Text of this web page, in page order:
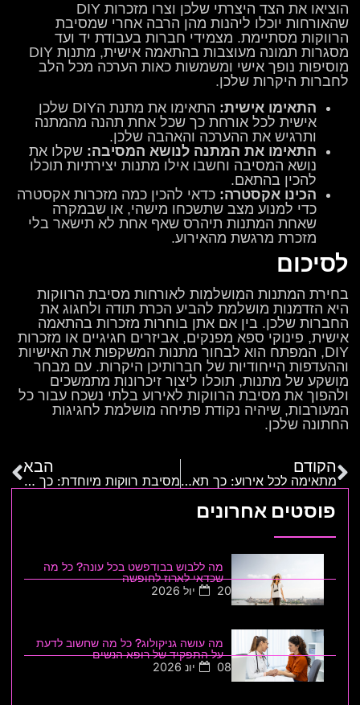
הוציאו את הצד היצרתי שלכן וצרו מזכרות DIY
שהאורחות יוכלו ליהנות מהן הרבה אחרי שמסיבת
הרווקות מסתיימת. מצמידי חברות בעבודת יד ועד
מסגרות תמונה מעוצבות בהתאמה אישית, מתנות DIY
מוסיפות נופך אישי ומשמשות כאות הערכה מכל הלב
לחברות היקרות שלכן.
התאימו אישית:
התאימו את מתנת הDIY שלכן
אישית לכל אורחת כך שכל אחת תהנה מהמתנה
ותרגיש את ההערכה והאהבה שלכן.
התאימו את המתנה לנושא המסיבה: שקלו את
נושא המסיבה וחשבו אילו מתנות יצירתיות תוכלו
להכין בהתאם.
הכינו אקסטרה: כדאי להכין כמה מזכרות אקסטרה
כדי למנוע מצב שתשכחו מישהי, או שבמקרה
שאחת המתנות תיהרס שאף אחת לא תישאר בלי
מזכרת מרגשת מהאירוע.
לסיכום
בחירת המתנות המושלמות לאורחות מסיבת הרווקות
היא הזדמנות מושלמת להביע הכרת תודה ולחגוג את
החברות שלכן. בין אם אתן בוחרות מזכרות בהתאמה
אישית, פינוקי ספא מפנקים, אביזרים חגיגיים או מזכרות
DIY, המפתח הוא לבחור מתנות המשקפות את האישיות
וההעדפות הייחודיות של חברותיכן היקרות. עם מבחר
מושקע של מתנות, תוכלו ליצור זיכרונות מתמשכים
ולהפוך את מסיבת הרווקות לאירוע בלתי נשכח עבור כל
המעורבות, שיהיה נקודת פתיחה מושלמת לחגיגות
החתונה שלכן.
הקודם
מתאימה לכל אירוע: כך תארגנו מסיבת בריכה
הבא
מסיבת רווקות מיוחדת: כך תתכננו ביקורים ביקבים
פוסטים אחרונים
מה ללבוש בבודפשט בכל עונה? כל מה
שכדאי לארוז לחופשה
20 יול 2026
מה עושה גניקולוג? כל מה שחשוב לדעת
על התפקיד של רופא הנשים
08 יונ 2026